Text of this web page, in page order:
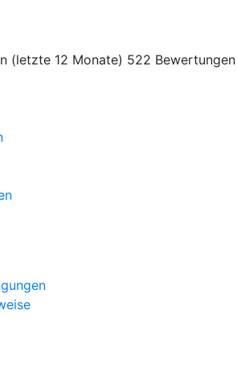
(letzte 12 Monate) 522 Bewertungen